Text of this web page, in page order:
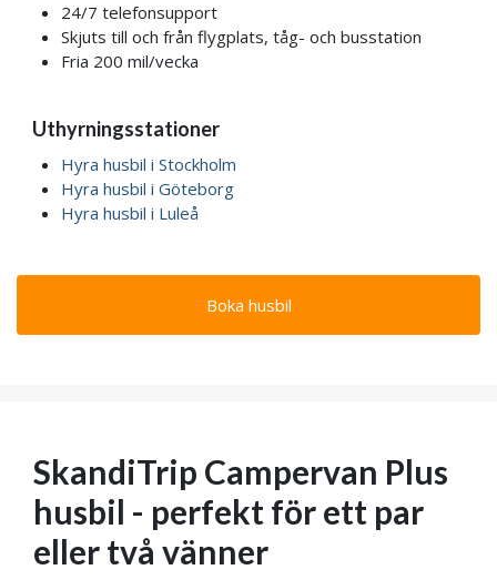
24/7 telefonsupport
Skjuts till och från flygplats, tåg- och busstation
Fria 200 mil/vecka
Uthyrningsstationer
Hyra husbil i Stockholm
Hyra husbil i Göteborg
Hyra husbil i Luleå
Boka husbil
SkandiTrip Campervan Plus
husbil - perfekt för ett par
eller två vänner